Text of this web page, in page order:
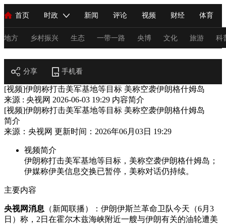
首页 时政 新闻 评论 视频 财经 体育
人民领袖习近平 联播+ 中国领导人 央视快评 习式妙语
直播 栏目大全 节目单 听音 微视频 主持人
海外频道 iPanda English Монгол
地方 乡村振兴 生态 一带一路 央博 文化 旅游 科
总台春晚 网络春晚
新闻 国内 国际 评论 经济 军事 科技
人民领袖习近平 联播+ 热解读 天天学习
视频 小央视频 小央直播 直播中国 熊猫频道
现场 前线 比划 快看 蓝海中国 新兵请入列
VIP会员 CCTV奥林匹克频道 生活体育大会 体育江湖
分享 手机看
[视频]伊朗称打击美军基地等目标 美称空袭伊朗格什姆岛
来源 : 央视网 2026-06-03 19:29 内容简介
[视频]伊朗称打击美军基地等目标 美称空袭伊朗格什姆岛
简介
来源：央视网 更新时间：2026年06月03日 19:29
视频简介
伊朗称打击美军基地等目标，美称空袭伊朗格什姆岛；
伊媒称伊美信息交换已暂停，美称对话仍持续。
主要内容
央视网消息 （新闻联播）：伊朗伊斯兰革命卫队今天（6月3
日）称，2日在霍尔木兹海峡附近一艘与伊朗有关的油轮遭美